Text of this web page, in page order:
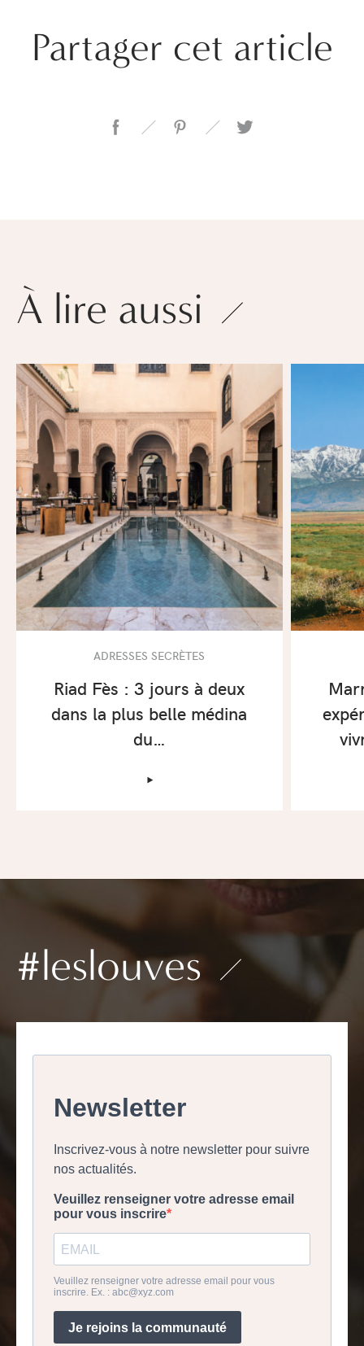
Partager cet article
À lire aussi
ADRESSES SECRÈTES
Riad Fès : 3 jours à deux
dans la plus belle médina
du…
‣
#leslouves